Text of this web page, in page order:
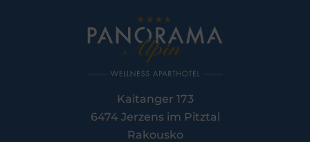
Kaitanger 173
6474 Jerzens im Pitztal
Rakousko